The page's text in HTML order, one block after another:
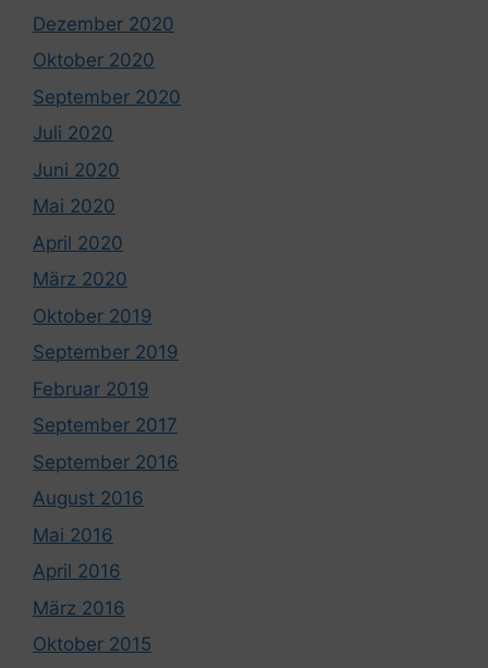
Dezember 2020
Oktober 2020
September 2020
Juli 2020
Juni 2020
Mai 2020
April 2020
März 2020
Oktober 2019
September 2019
Februar 2019
September 2017
September 2016
August 2016
Mai 2016
April 2016
März 2016
Oktober 2015